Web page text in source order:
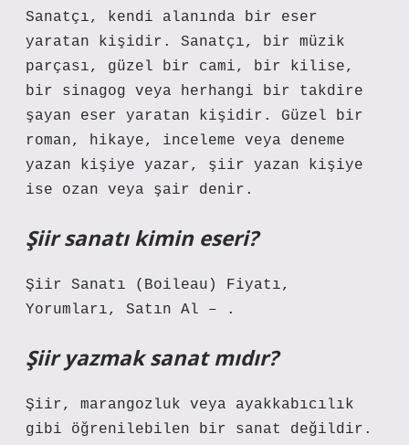
Sanatçı, kendi alanında bir eser
yaratan kişidir. Sanatçı, bir müzik
parçası, güzel bir cami, bir kilise,
bir sinagog veya herhangi bir takdire
şayan eser yaratan kişidir. Güzel bir
roman, hikaye, inceleme veya deneme
yazan kişiye yazar, şiir yazan kişiye
ise ozan veya şair denir.
Şiir sanatı kimin eseri?
Şiir Sanatı (Boileau) Fiyatı,
Yorumları, Satın Al – .
Şiir yazmak sanat mıdır?
Şiir, marangozluk veya ayakkabıcılık
gibi öğrenilebilen bir sanat değildir.